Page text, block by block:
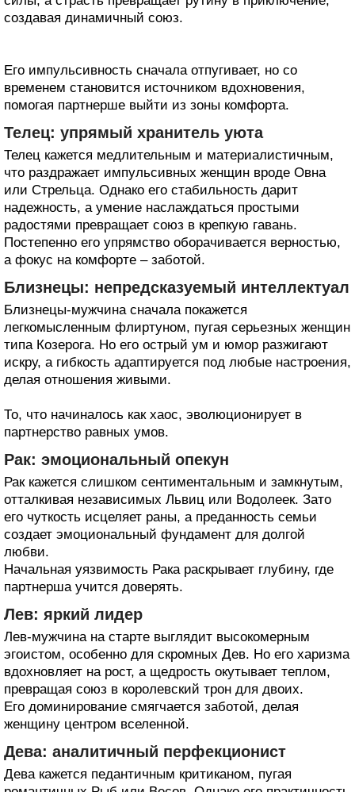
создавая динамичный союз.
Его импульсивность сначала отпугивает, но со
временем становится источником вдохновения,
помогая партнерше выйти из зоны комфорта.
Телец: упрямый хранитель уюта
Телец кажется медлительным и материалистичным,
что раздражает импульсивных женщин вроде Овна
или Стрельца. Однако его стабильность дарит
надежность, а умение наслаждаться простыми
радостями превращает союз в крепкую гавань.
Постепенно его упрямство оборачивается верностью,
а фокус на комфорте – заботой.
Близнецы: непредсказуемый интеллектуал
Близнецы-мужчина сначала покажется
легкомысленным флиртуном, пугая серьезных женщин
типа Козерога. Но его острый ум и юмор разжигают
искру, а гибкость адаптируется под любые настроения,
делая отношения живыми.
То, что начиналось как хаос, эволюционирует в
партнерство равных умов.
Рак: эмоциональный опекун
Рак кажется слишком сентиментальным и замкнутым,
отталкивая независимых Львиц или Водолеек. Зато
его чуткость исцеляет раны, а преданность семьи
создает эмоциональный фундамент для долгой
любви.
Начальная уязвимость Рака раскрывает глубину, где
партнерша учится доверять.
Лев: яркий лидер
Лев-мужчина на старте выглядит высокомерным
эгоистом, особенно для скромных Дев. Но его харизма
вдохновляет на рост, а щедрость окутывает теплом,
превращая союз в королевский трон для двоих.
Его доминирование смягчается заботой, делая
женщину центром вселенной.
Дева: аналитичный перфекционист
Дева кажется педантичным критиканом, пугая